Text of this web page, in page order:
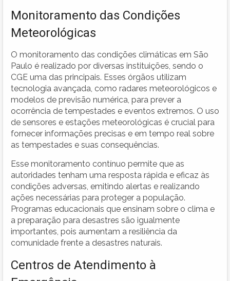
Monitoramento das Condições
Meteorológicas
O monitoramento das condições climáticas em São
Paulo é realizado por diversas instituições, sendo o
CGE uma das principais. Esses órgãos utilizam
tecnologia avançada, como radares meteorológicos e
modelos de previsão numérica, para prever a
ocorrência de tempestades e eventos extremos. O uso
de sensores e estações meteorológicas é crucial para
fornecer informações precisas e em tempo real sobre
as tempestades e suas consequências.
Esse monitoramento contínuo permite que as
autoridades tenham uma resposta rápida e eficaz às
condições adversas, emitindo alertas e realizando
ações necessárias para proteger a população.
Programas educacionais que ensinam sobre o clima e
a preparação para desastres são igualmente
importantes, pois aumentam a resiliência da
comunidade frente a desastres naturais.
Centros de Atendimento à